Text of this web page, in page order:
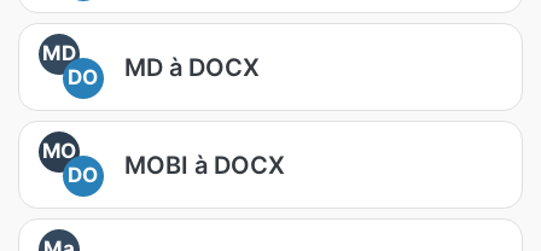
MD
DO
MD à DOCX
MO
DO
MOBI à DOCX